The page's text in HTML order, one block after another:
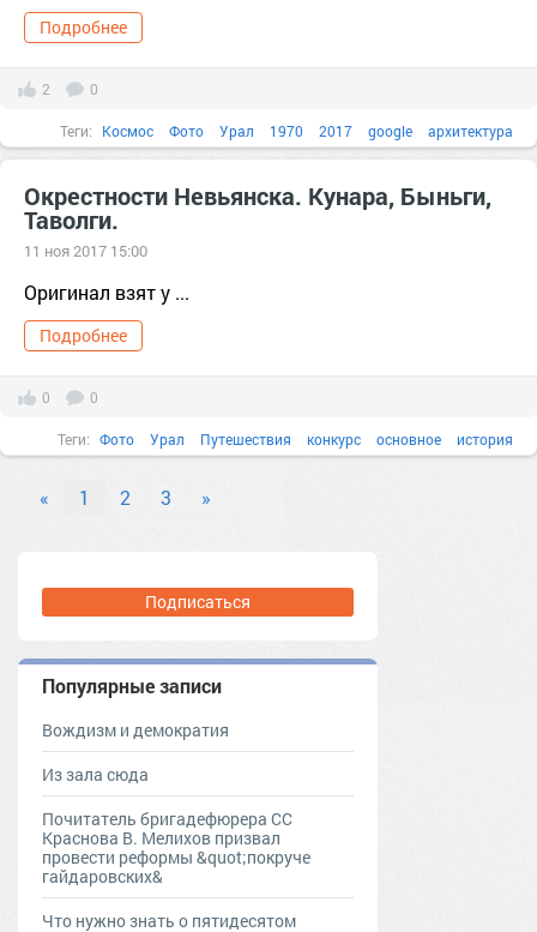
Подробнее
2 0
Теги: Космос Фото Урал 1970 2017 google архитектура
Окрестности Невьянска. Кунара, Быньги,
Таволги.
11 ноя 2017 15:00
Оригинал взят у ...
Подробнее
0 0
Теги: Фото Урал Путешествия конкурс основное история
« 1 2 3 »
Подписаться
Популярные записи
Вождизм и демократия
Из зала сюда
Почитатель бригадефюрера СС
Краснова В. Мелихов призвал
провести реформы &quot;покруче
гайдаровских&
Что нужно знать о пятидесятом